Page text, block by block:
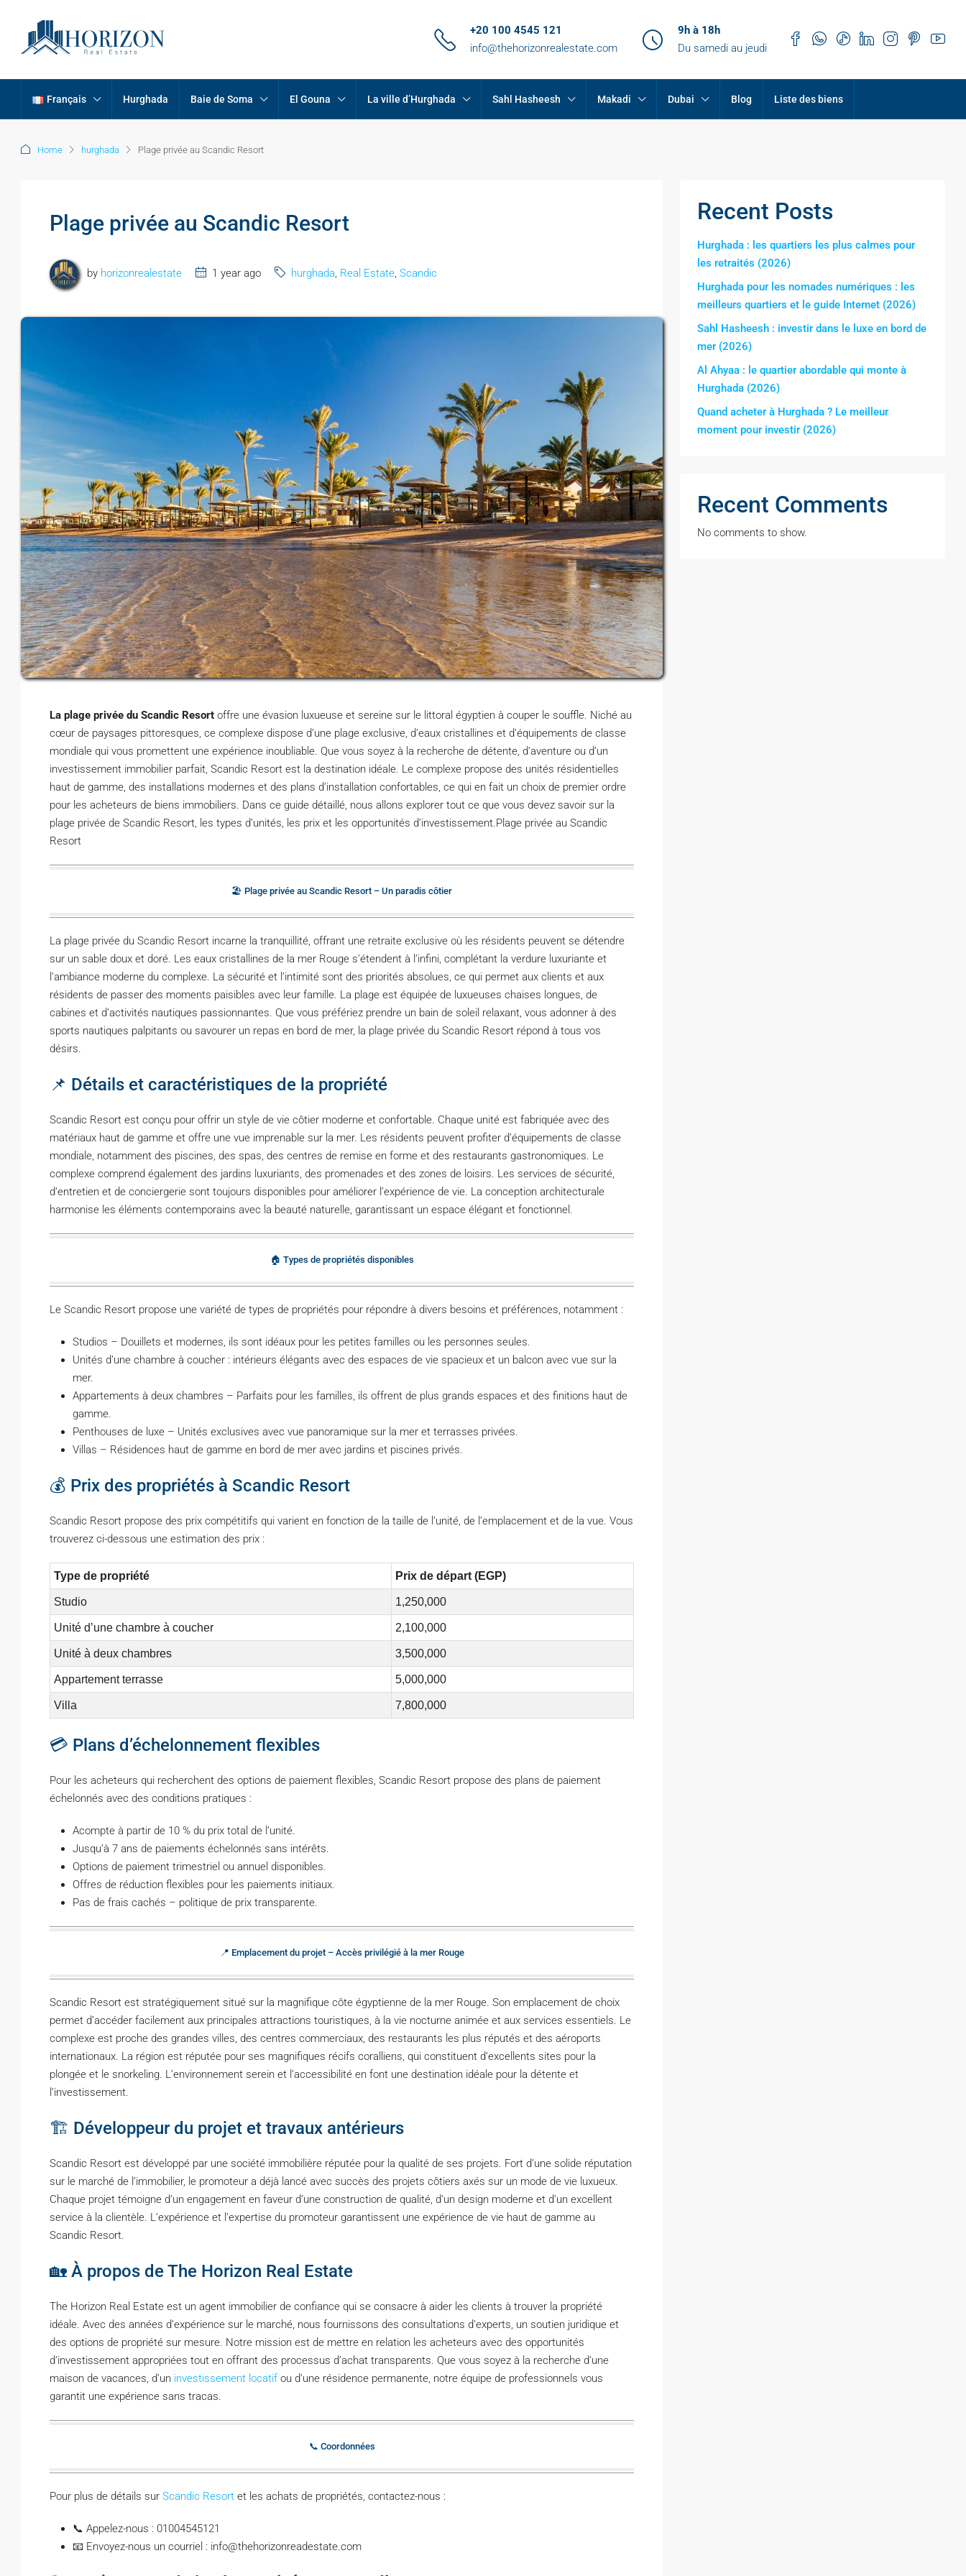
+20 100 4545 121
info@thehorizonrealestate.com
9h à 18h
Du samedi au jeudi
Français Hurghada Baie de Soma El Gouna La ville d’Hurghada Sahl Hasheesh Makadi Dubai Blog Liste des biens
Home hurghada Plage privée au Scandic Resort
Plage privée au Scandic Resort
by horizonrealestate 1 year ago hurghada, Real Estate, Scandic
La plage privée du Scandic Resort offre une évasion luxueuse et sereine sur le littoral égyptien à couper le souffle. Niché au
cœur de paysages pittoresques, ce complexe dispose d’une plage exclusive, d’eaux cristallines et d’équipements de classe
mondiale qui vous promettent une expérience inoubliable. Que vous soyez à la recherche de détente, d’aventure ou d’un
investissement immobilier parfait, Scandic Resort est la destination idéale. Le complexe propose des unités résidentielles
haut de gamme, des installations modernes et des plans d’installation confortables, ce qui en fait un choix de premier ordre
pour les acheteurs de biens immobiliers. Dans ce guide détaillé, nous allons explorer tout ce que vous devez savoir sur la
plage privée de Scandic Resort, les types d’unités, les prix et les opportunités d’investissement.Plage privée au Scandic
Resort
🏖️ Plage privée au Scandic Resort – Un paradis côtier
La plage privée du Scandic Resort incarne la tranquillité, offrant une retraite exclusive où les résidents peuvent se détendre
sur un sable doux et doré. Les eaux cristallines de la mer Rouge s’étendent à l’infini, complétant la verdure luxuriante et
l’ambiance moderne du complexe. La sécurité et l’intimité sont des priorités absolues, ce qui permet aux clients et aux
résidents de passer des moments paisibles avec leur famille. La plage est équipée de luxueuses chaises longues, de
cabines et d’activités nautiques passionnantes. Que vous préfériez prendre un bain de soleil relaxant, vous adonner à des
sports nautiques palpitants ou savourer un repas en bord de mer, la plage privée du Scandic Resort répond à tous vos
désirs.
📌 Détails et caractéristiques de la propriété
Scandic Resort est conçu pour offrir un style de vie côtier moderne et confortable. Chaque unité est fabriquée avec des
matériaux haut de gamme et offre une vue imprenable sur la mer. Les résidents peuvent profiter d’équipements de classe
mondiale, notamment des piscines, des spas, des centres de remise en forme et des restaurants gastronomiques. Le
complexe comprend également des jardins luxuriants, des promenades et des zones de loisirs. Les services de sécurité,
d’entretien et de conciergerie sont toujours disponibles pour améliorer l’expérience de vie. La conception architecturale
harmonise les éléments contemporains avec la beauté naturelle, garantissant un espace élégant et fonctionnel.
🏠 Types de propriétés disponibles
Le Scandic Resort propose une variété de types de propriétés pour répondre à divers besoins et préférences, notamment :
Studios – Douillets et modernes, ils sont idéaux pour les petites familles ou les personnes seules.
Unités d’une chambre à coucher : intérieurs élégants avec des espaces de vie spacieux et un balcon avec vue sur la
mer.
Appartements à deux chambres – Parfaits pour les familles, ils offrent de plus grands espaces et des finitions haut de
gamme.
Penthouses de luxe – Unités exclusives avec vue panoramique sur la mer et terrasses privées.
Villas – Résidences haut de gamme en bord de mer avec jardins et piscines privés.
💰 Prix des propriétés à Scandic Resort
Scandic Resort propose des prix compétitifs qui varient en fonction de la taille de l’unité, de l’emplacement et de la vue. Vous
trouverez ci-dessous une estimation des prix :
Type de propriété Prix de départ (EGP)
Studio 1,250,000
Unité d’une chambre à coucher 2,100,000
Unité à deux chambres 3,500,000
Appartement terrasse 5,000,000
Villa 7,800,000
💳 Plans d’échelonnement flexibles
Pour les acheteurs qui recherchent des options de paiement flexibles, Scandic Resort propose des plans de paiement
échelonnés avec des conditions pratiques :
Acompte à partir de 10 % du prix total de l’unité.
Jusqu’à 7 ans de paiements échelonnés sans intérêts.
Options de paiement trimestriel ou annuel disponibles.
Offres de réduction flexibles pour les paiements initiaux.
Pas de frais cachés – politique de prix transparente.
📍 Emplacement du projet – Accès privilégié à la mer Rouge
Scandic Resort est stratégiquement situé sur la magnifique côte égyptienne de la mer Rouge. Son emplacement de choix
permet d’accéder facilement aux principales attractions touristiques, à la vie nocturne animée et aux services essentiels. Le
complexe est proche des grandes villes, des centres commerciaux, des restaurants les plus réputés et des aéroports
internationaux. La région est réputée pour ses magnifiques récifs coralliens, qui constituent d’excellents sites pour la
plongée et le snorkeling. L’environnement serein et l’accessibilité en font une destination idéale pour la détente et
l’investissement.
🏗️ Développeur du projet et travaux antérieurs
Scandic Resort est développé par une société immobilière réputée pour la qualité de ses projets. Fort d’une solide réputation
sur le marché de l’immobilier, le promoteur a déjà lancé avec succès des projets côtiers axés sur un mode de vie luxueux.
Chaque projet témoigne d’un engagement en faveur d’une construction de qualité, d’un design moderne et d’un excellent
service à la clientèle. L’expérience et l’expertise du promoteur garantissent une expérience de vie haut de gamme au
Scandic Resort.
🏡 À propos de The Horizon Real Estate
The Horizon Real Estate est un agent immobilier de confiance qui se consacre à aider les clients à trouver la propriété
idéale. Avec des années d’expérience sur le marché, nous fournissons des consultations d’experts, un soutien juridique et
des options de propriété sur mesure. Notre mission est de mettre en relation les acheteurs avec des opportunités
d’investissement appropriées tout en offrant des processus d’achat transparents. Que vous soyez à la recherche d’une
maison de vacances, d’un investissement locatif ou d’une résidence permanente, notre équipe de professionnels vous
garantit une expérience sans tracas.
📞 Coordonnées
Pour plus de détails sur Scandic Resort et les achats de propriétés, contactez-nous :
📞 Appelez-nous : 01004545121
📧 Envoyez-nous un courriel : info@thehorizonreadestate.com
Recent Posts
Hurghada : les quartiers les plus calmes pour
les retraités (2026)
Hurghada pour les nomades numériques : les
meilleurs quartiers et le guide Internet (2026)
Sahl Hasheesh : investir dans le luxe en bord de
mer (2026)
Al Ahyaa : le quartier abordable qui monte à
Hurghada (2026)
Quand acheter à Hurghada ? Le meilleur
moment pour investir (2026)
Recent Comments
No comments to show.